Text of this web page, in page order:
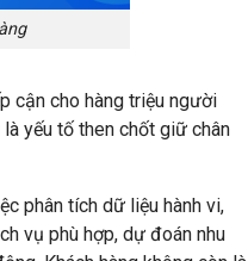
cận cho hàng triệu người
yếu tố then chốt giữ chân
phân tích dữ liệu hành vi,
vụ phù hợp, dự đoán nhu